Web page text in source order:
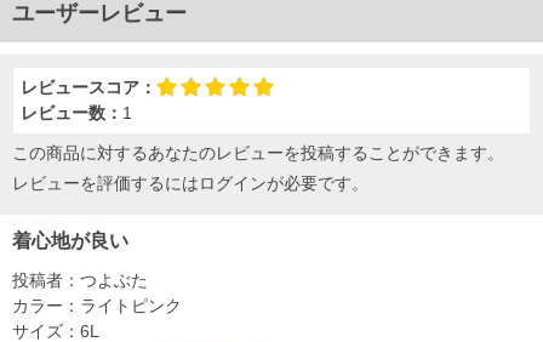
ユーザーレビュー
レビュースコア：
レビュー数： 1
この商品に対するあなたのレビューを投稿することができます。
レビューを評価するにはログインが必要です。
着心地が良い
投稿者： つよぶた
カラー： ライトピンク
サイズ： 6L